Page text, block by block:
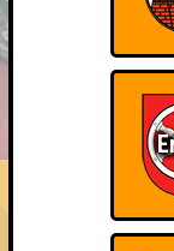
The Last of